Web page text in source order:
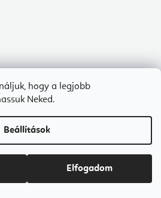
hogy a legjobb
Neked.
Beállítások
Elfogadom
Témák
Ájurvéda
Zeneterápia